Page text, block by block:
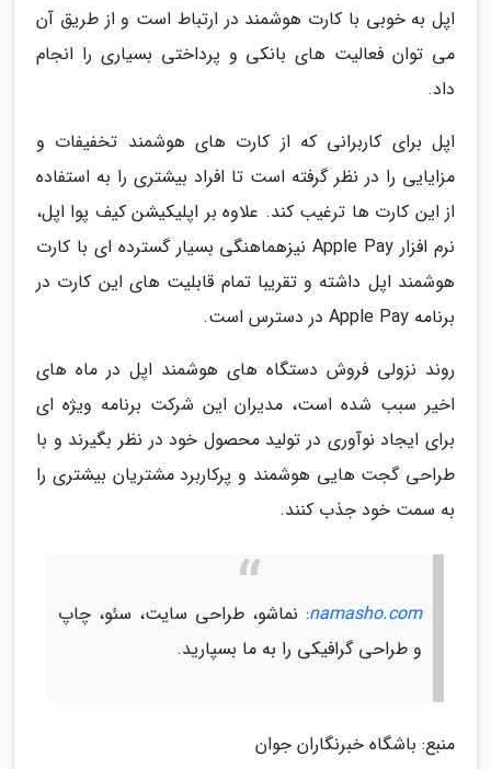
اپل به خوبی با کارت هوشمند در ارتباط است و از طریق آن
می توان فعالیت های بانکی و پرداختی بسیاری را انجام
داد.
اپل برای کاربرانی که از کارت های هوشمند تخفیفات و
مزایایی را در نظر گرفته است تا افراد بیشتری را به استفاده
از این کارت ها ترغیب کند. علاوه بر اپلیکیشن کیف پوا اپل،
نرم افزار Apple Pay نیزهماهنگی بسیار گسترده ای با کارت
هوشمند اپل داشته و تقریبا تمام قابلیت های این کارت در
برنامه Apple Pay در دسترس است.
روند نزولی فروش دستگاه های هوشمند اپل در ماه های
اخیر سبب شده است، مدیران این شرکت برنامه ویژه ای
برای ایجاد نوآوری در تولید محصول خود در نظر بگیرند و با
طراحی گجت هایی هوشمند و پرکاربرد مشتریان بیشتری را
به سمت خود جذب کنند.
namasho.com: نماشو، طراحی سایت، سئو، چاپ
و طراحی گرافیکی را به ما بسپارید.
منبع: باشگاه خبرنگاران جوان